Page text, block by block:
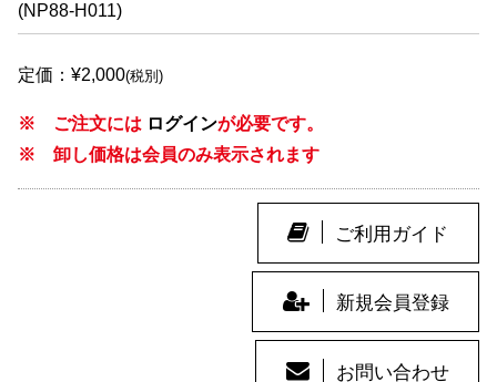
(NP88-H011)
定価：¥2,000(税別)
※ ご注文には ログインが必要です。
※ 卸し価格は会員のみ表示されます
ご利用ガイド
新規会員登録
お問い合わせ